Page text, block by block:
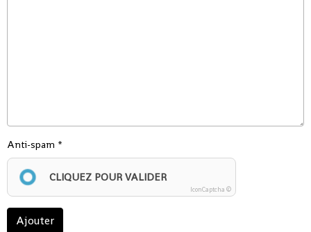
Anti-spam
CLIQUEZ POUR VALIDER
IconCaptcha ©
Ajouter